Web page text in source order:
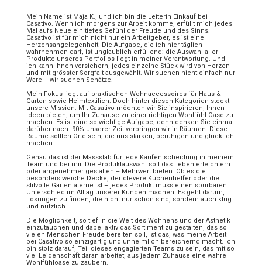
Mein Name ist Maja K., und ich bin die Leiterin Einkauf bei
Casativo. Wenn ich morgens zur Arbeit komme, erfüllt mich jedes
Mal aufs Neue ein tiefes Gefühl der Freude und des Sinns.
Casativo ist für mich nicht nur ein Arbeitgeber, es ist eine
Herzensangelegenheit. Die Aufgabe, die ich hier täglich
wahrnehmen darf, ist unglaublich erfüllend: die Auswahl aller
Produkte unseres Portfolios liegt in meiner Verantwortung. Und
ich kann Ihnen versichern, jedes einzelne Stück wird von Herzen
und mit grösster Sorgfalt ausgewählt. Wir suchen nicht einfach nur
Ware – wir suchen Schätze.
Mein Fokus liegt auf praktischen Wohnaccessoires für Haus &
Garten sowie Heimtextilien. Doch hinter diesen Kategorien steckt
unsere Mission: Mit Casativo möchten wir Sie inspirieren, Ihnen
Ideen bieten, um Ihr Zuhause zu einer richtigen Wohlfühl-Oase zu
machen. Es ist eine so wichtige Aufgabe, denn denken Sie einmal
darüber nach: 90% unserer Zeit verbringen wir in Räumen. Diese
Räume sollten Orte sein, die uns stärken, beruhigen und glücklich
machen.
Genau das ist der Massstab für jede Kaufentscheidung in meinem
Team und bei mir. Die Produktauswahl soll das Leben erleichtern
oder angenehmer gestalten – Mehrwert bieten. Ob es die
besonders weiche Decke, der clevere Küchenhelfer oder die
stilvolle Gartenlaterne ist – jedes Produkt muss einen spürbaren
Unterschied im Alltag unserer Kunden machen. Es geht darum,
Lösungen zu finden, die nicht nur schön sind, sondern auch klug
und nützlich.
Die Möglichkeit, so tief in die Welt des Wohnens und der Ästhetik
einzutauchen und dabei aktiv das Sortiment zu gestalten, das so
vielen Menschen Freude bereiten soll, ist das, was meine Arbeit
bei Casativo so einzigartig und unheimlich bereichernd macht. Ich
bin stolz darauf, Teil dieses engagierten Teams zu sein, das mit so
viel Leidenschaft daran arbeitet, aus jedem Zuhause eine wahre
Wohlfühloase zu zaubern.